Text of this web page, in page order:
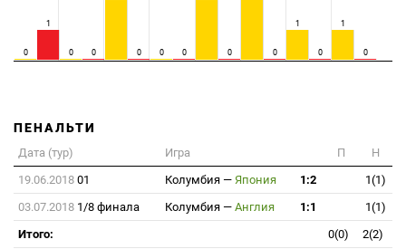
0
1
0 0 0 0 0 0 0
1
0
1
0
ПЕНАЛЬТИ
Дата (тур) Игра П
Н
19.06.2018 01 Колумбия — Япония 1:2
1(1)
03.07.2018 1/8 финала Колумбия — Англия 1:1
1(1)
Итого:
0(0) 2(2)